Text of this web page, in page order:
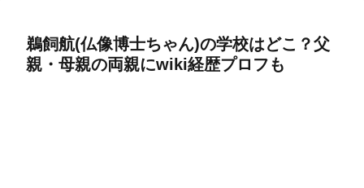
鵜飼航(仏像博士ちゃん)の学校はどこ？父
親・母親の両親にwiki経歴プロフも